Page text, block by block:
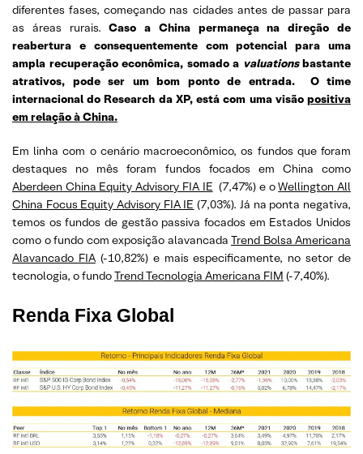
diferentes fases, começando nas cidades antes de passar para
as áreas rurais.Caso a China permaneça na direção de
reabertura e consequentemente com potencial para uma
ampla recuperação econômica, somado a valuationsbastante
atrativos, pode ser um bom ponto de entrada.
O time
internacional do Research da XP, está com uma visão positiva
em relação à China.
Em linha com o cenário macroeconômico, os fundos que foram
destaques no mês foram fundos focados em China como
Aberdeen China Equity Advisory FIA IE (7,47%) e oWellington All
China Focus Equity Advisory FIA IE (7,03%). Já na ponta negativa,
temos os fundos de gestão passiva focados em Estados Unidos
como o fundo com exposição alavancada Trend Bolsa Americana
Alavancado FIA(-10,82%) e mais especificamente, no setor de
tecnologia, o fundoTrend Tecnologia Americana FIM (-7,40%).
Renda Fixa Global